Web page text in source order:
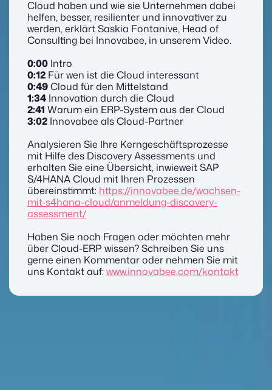
Cloud haben und wie sie Unternehmen dabei
helfen, besser, resilienter und innovativer zu
werden, erklärt Saskia Fontanive, Head of
Consulting bei Innovabee, in unserem Video.
0:00 Intro
0:12 Für wen ist die Cloud interessant
0:49Cloud für den Mittelstand
1:34Innovation durch die Cloud
2:41 Warum ein ERP-System aus der Cloud
3:02 Innovabee als Cloud-Partner
Analysieren Sie Ihre Kerngeschäftsprozesse
mit Hilfe des Discovery Assessments und
erhalten Sie eine Übersicht, inwieweit SAP
S/4HANA Cloud mit Ihren Prozessen
übereinstimmt: https://innovabee.de/wachsen-
mit-s4hana-cloud/anmeldung-discovery-
assessment/
Haben Sie noch Fragen oder möchten mehr
über Cloud-ERP wissen? Schreiben Sie uns
gerne einen Kommentar oder nehmen Sie mit
uns Kontakt auf:www.innovabee.com/kontakt